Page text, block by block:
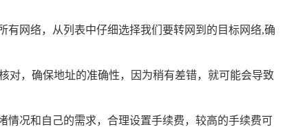
有网络，从列表中仔细选择我们要转网到的目标网络,确
对，确保地址的准确性，因为稍有差错，就可能会导致
情况和自己的需求，合理设置手续费，较高的手续费可